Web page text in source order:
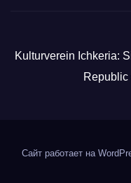
Kulturverein Ichkeria:
Republic
Сайт работает на